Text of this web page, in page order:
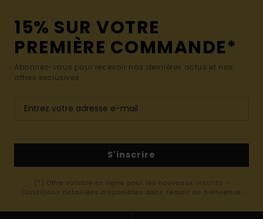
15% SUR VOTRE
PREMIÈRE COMMANDE*
Abonnez-vous pour recevoir nos dernières actus et nos
offres exclusives.
S'inscrire
(*) Offre valable en ligne pour les nouveaux inscrits -
Conditions détaillées disponibles dans l'email de bienvenue